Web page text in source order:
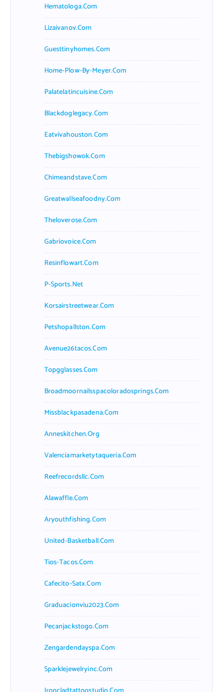
Hematologa.com
Lizaivanov.com
Guesttinyhomes.com
Home-Plow-By-Meyer.com
Palatelatincuisine.com
Blackdoglegacy.com
Eatvivahouston.com
Thebigshowok.com
Chimeandstave.com
Greatwallseafoodny.com
Theloverose.com
Gabriovoice.com
Resinflowart.com
P-Sports.net
Korsairstreetwear.com
Petshopallston.com
Avenue26tacos.com
Topgglasses.com
Broadmoornailsspacoloradosprings.com
Missblackpasadena.com
Anneskitchen.org
Valenciamarketytaqueria.com
Reefrecordsllc.com
Alawaffle.com
Aryouthfishing.com
United-Basketball.com
Tios-Tacos.com
Cafecito-Satx.com
Graduacionviu2023.com
Pecanjackstogo.com
Zengardendayspa.com
Sparklejewelryinc.com